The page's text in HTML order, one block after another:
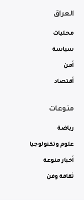
العراق
محليات
سياسة
أمن
أقتصاد
منوعات
رياضة
علوم وتكنولوجيا
أخبار منوعة
ثقافة وفن